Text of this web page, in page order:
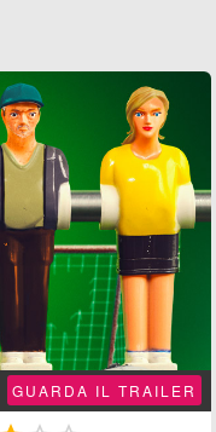
GUARDA IL TRAILER